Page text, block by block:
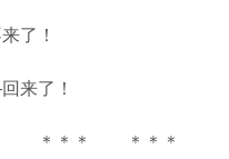
了！
来了！
＊＊＊